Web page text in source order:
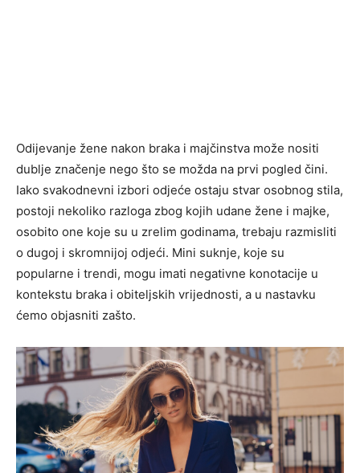
Odijevanje žene nakon braka i majčinstva može nositi
dublje značenje nego što se možda na prvi pogled čini.
Iako svakodnevni izbori odjeće ostaju stvar osobnog stila,
postoji nekoliko razloga zbog kojih udane žene i majke,
osobito one koje su u zrelim godinama, trebaju razmisliti
o dugoj i skromnijoj odjeći. Mini suknje, koje su
popularne i trendi, mogu imati negativne konotacije u
kontekstu braka i obiteljskih vrijednosti, a u nastavku
ćemo objasniti zašto.